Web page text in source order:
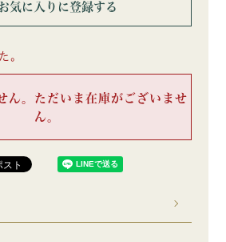
気に入りに登録する
。
ん。ただいま在庫がございませ
ん。